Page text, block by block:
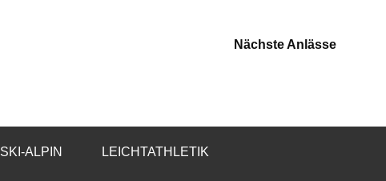
Nächste Anlässe
SKI-ALPIN LEICHTATHLETIK